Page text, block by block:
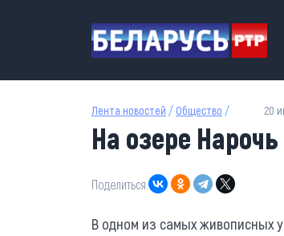
Лента новостей / Общество / 20
На озере
Поделиться:
В одном из самых живописных